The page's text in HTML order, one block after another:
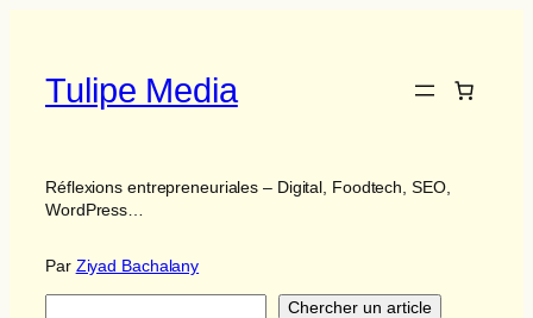
contenuTulipe Media
Réflexions entrepreneuriales – Digital, Foodtech, SEO,
WordPress…
Par Ziyad Bachalany
Chercher un article